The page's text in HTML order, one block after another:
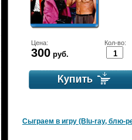
Цена:
300 руб.
Кол-во:
Сыграем в игру (Blu-ray, блю-